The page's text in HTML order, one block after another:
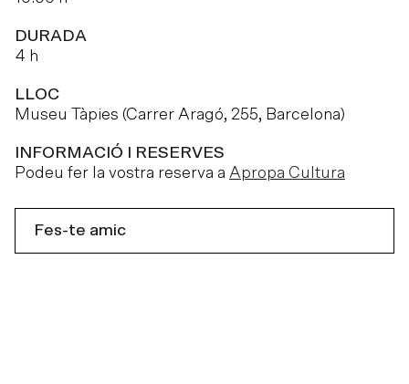
DURADA
4 h
LLOC
Museu Tàpies (Carrer Aragó, 255, Barcelona)
INFORMACIÓ I RESERVES
Podeu fer la vostra reserva a Apropa Cultura
Fes-te amic